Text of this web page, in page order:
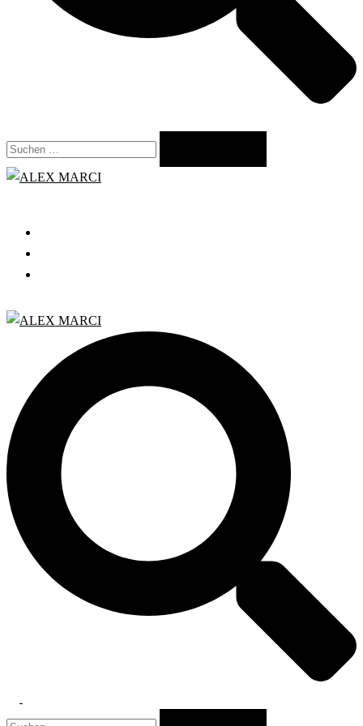
Suchen
nach:
menu
Suchen